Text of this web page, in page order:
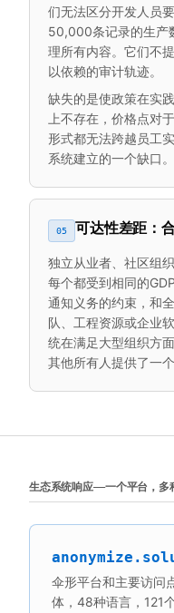
们无法区分开发人员
50,000条记录的生产
理所有内容。它们不
以依赖的审计轨迹。
缺失的是使政策在实
上不存在，价格点对
形式都无法跨越员工
系统建立的一个缺口。
05 可达性差距：
独立从业者、社区组
每个都受到相同的
通知义务的约束，和
队、工程资源或企业
统在满足大型组织方
其他所有人提供了一
生态系统响应——一个平台，多
伞形平台和主要访问
体，48种语言，121